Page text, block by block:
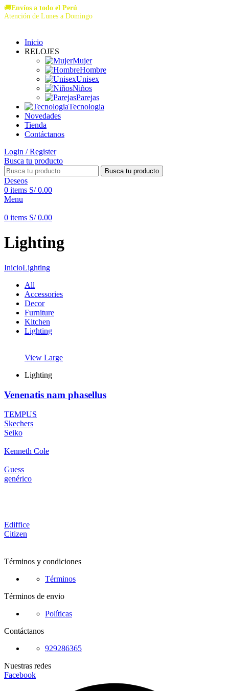
🚚Envíos a todo el Perú
Atención de Lunes a Domingo
Inicio
RELOJES
Mujer
Hombre
Unisex
Niños
Parejas
Tecnologia
Novedades
Tienda
Contáctanos
Login / Register
Busca tu producto
Busca tu producto
Deseos
0 items S/0.00
Menu
0 items S/0.00
Lighting
InicioLighting
All
Accessories
Decor
Furniture
Kitchen
Lighting
View Large
Lighting
Venenatis nam phasellus
TEMPUS
Skechers
Seiko
Kenneth Cole
Guess
genérico
Ediffice
Citizen
Términos y condiciones
Términos
Términos de envio
Políticas
Contáctanos
929286365
Nuestras redes
Facebook